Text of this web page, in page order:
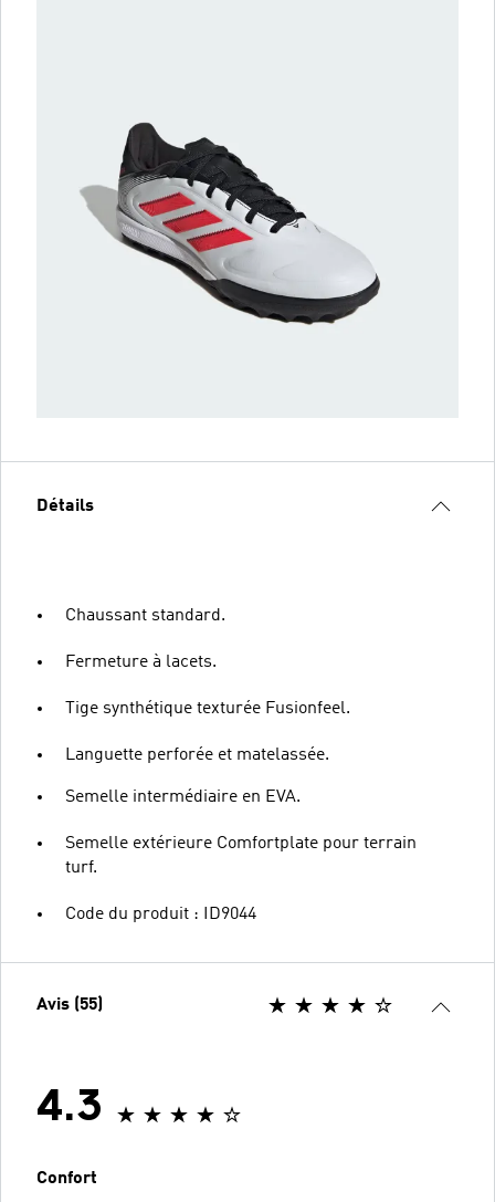
Détails
Chaussant standard.
Fermeture à lacets.
Tige synthétique texturée Fusionfeel.
Languette perforée et matelassée.
Semelle intermédiaire en EVA.
Semelle extérieure Comfortplate pour terrain
turf.
Code du produit : ID9044
Avis (55)
4.3
Confort